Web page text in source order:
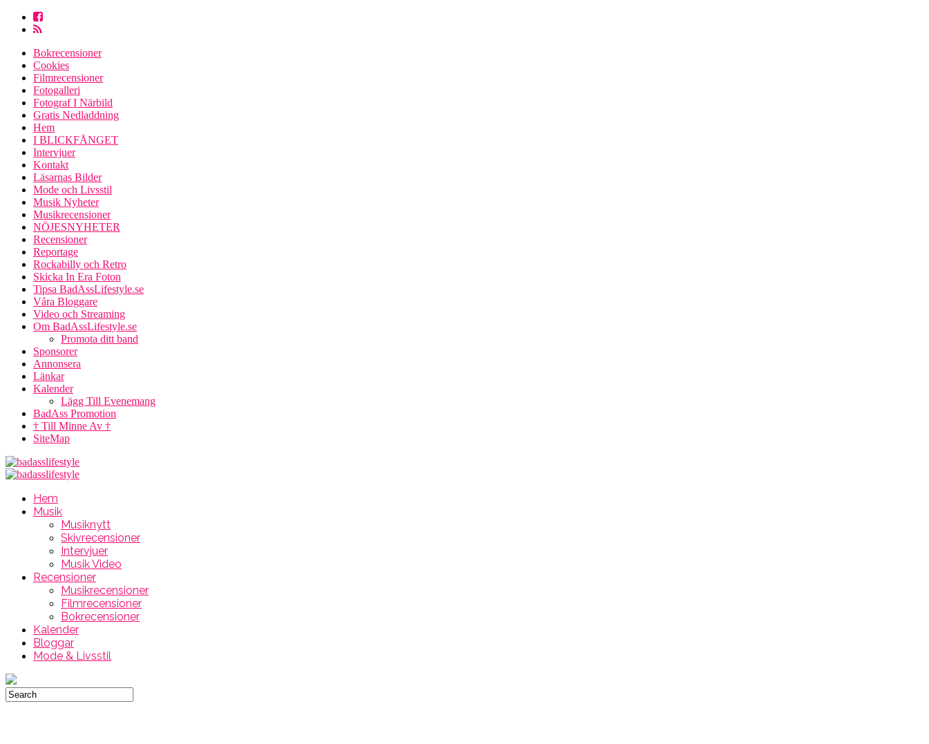
Bokrecensioner
Cookies
Filmrecensioner
Fotogalleri
Fotograf I Närbild
Gratis Nedladdning
Hem
I BLICKFÅNGET
Intervjuer
Kontakt
Läsarnas Bilder
Mode och Livsstil
Musik Nyheter
Musikrecensioner
NÖJESNYHETER
Recensioner
Reportage
Rockabilly och Retro
Skicka In Era Foton
Tipsa BadAssLifestyle.se
Våra Bloggare
Video och Streaming
Om BadAssLifestyle.se
Promota ditt band
Sponsorer
Annonsera
Länkar
Kalender
Lägg Till Evenemang
BadAss Promotion
† Till Minne Av †
SiteMap
Hem
Musik
Musiknytt
Skivrecensioner
Intervjuer
Musik Video
Recensioner
Musikrecensioner
Filmrecensioner
Bokrecensioner
Kalender
Bloggar
Mode & Livsstil